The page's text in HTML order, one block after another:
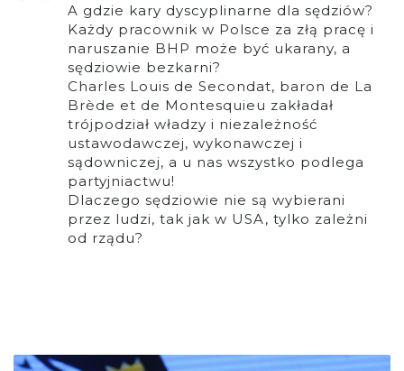
A gdzie kary dyscyplinarne dla sędziów?
Każdy pracownik w Polsce za złą pracę i
naruszanie BHP może być ukarany, a
sędziowie bezkarni?
Charles Louis de Secondat, baron de La
Brède et de Montesquieu zakładał
trójpodział władzy i niezależność
ustawodawczej, wykonawczej i
sądowniczej, a u nas wszystko podlega
partyjniactwu!
Dlaczego sędziowie nie są wybierani
przez ludzi, tak jak w USA, tylko zależni
od rządu?